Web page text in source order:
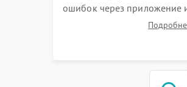
ошибок через приложение
Замер емкости